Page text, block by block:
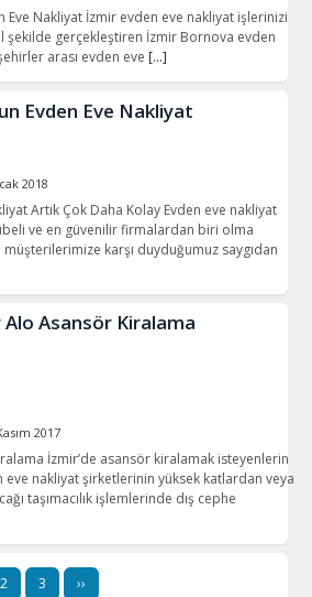
Eve Nakliyat İzmir evden eve nakliyat işlerinizi
şekilde gerçekleştiren İzmir Bornova evden
arası evden eve […]
Evden Eve Nakliyat
2018
Artık Çok Daha Kolay Evden eve nakliyat
ve en güvenilir firmalardan biri olma
karşı duyduğumuz saygıdan
Alo Asansör Kiralama
2017
İzmir’de asansör kiralamak isteyenlerin
eve nakliyat şirketlerinin yüksek katlardan veya
taşımacılık işlemlerinde dış cephe
2 3 ››